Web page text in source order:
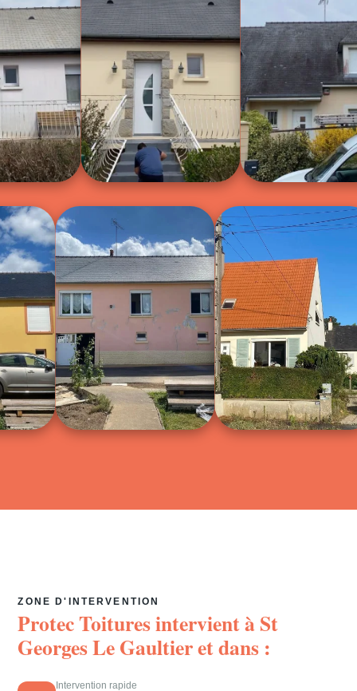
ZONE D'INTERVENTION
Protec Toitures intervient àSt
Georges Le Gaultieret dans :
Intervention rapide